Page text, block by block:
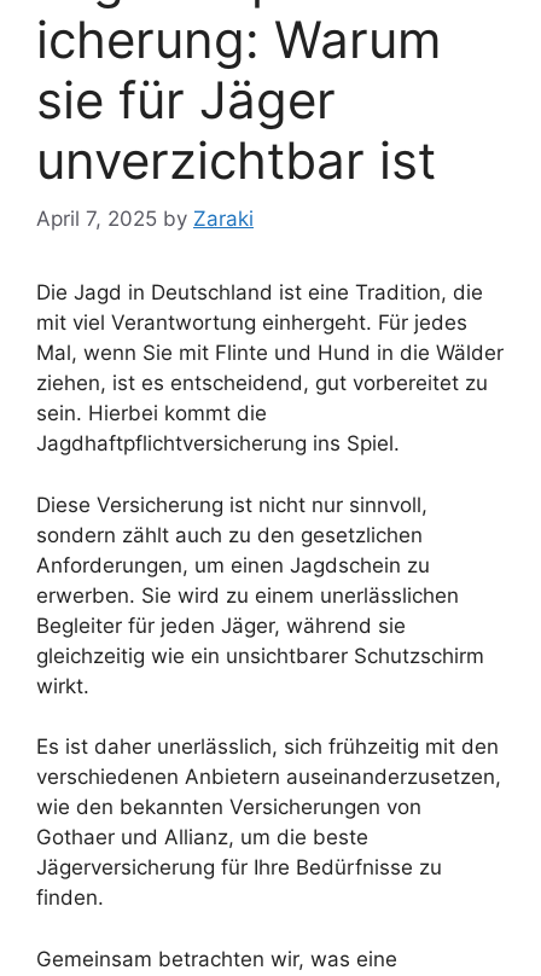
icherung: Warum
sie für Jäger
unverzichtbar ist
April 7, 2025 by Zaraki
Die Jagd in Deutschland ist eine Tradition, die
mit viel Verantwortung einhergeht. Für jedes
Mal, wenn Sie mit Flinte und Hund in die Wälder
ziehen, ist es entscheidend, gut vorbereitet zu
sein. Hierbei kommt die
Jagdhaftpflichtversicherung ins Spiel.
Diese Versicherung ist nicht nur sinnvoll,
sondern zählt auch zu den gesetzlichen
Anforderungen, um einen Jagdschein zu
erwerben. Sie wird zu einem unerlässlichen
Begleiter für jeden Jäger, während sie
gleichzeitig wie ein unsichtbarer Schutzschirm
wirkt.
Es ist daher unerlässlich, sich frühzeitig mit den
verschiedenen Anbietern auseinanderzusetzen,
wie den bekannten Versicherungen von
Gothaer und Allianz, um die beste
Jägerversicherung für Ihre Bedürfnisse zu
finden.
Gemeinsam betrachten wir, was eine